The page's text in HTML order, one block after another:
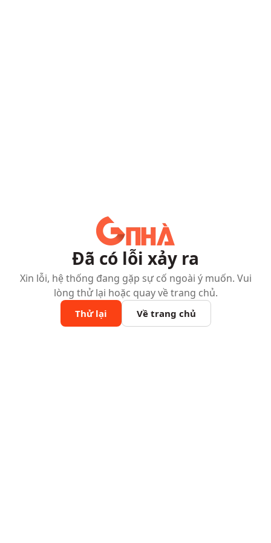
Đã có lỗi xảy ra
Xin lỗi, hệ thống đang gặp sự cố ngoài ý muốn. Vui
lòng thử lại hoặc quay về trang chủ.
Thử lại Về trang chủ